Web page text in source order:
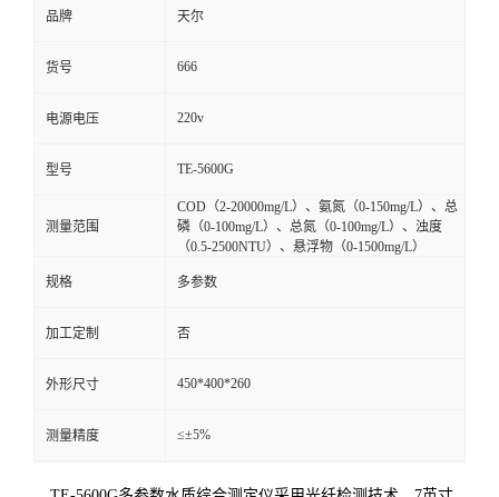
品牌 天尔
货号 666
电源电压 220v
型号 TE-5600G
测量范围
COD（2-20000mg/L）、氨氮（0-150mg/L）、总
磷（0-100mg/L）、总氮（0-100mg/L）、浊度
（0.5-2500NTU）、悬浮物（0-1500mg/L）
规格 多参数
加工定制 否
外形尺寸 450*400*260
测量精度 ≤±5%